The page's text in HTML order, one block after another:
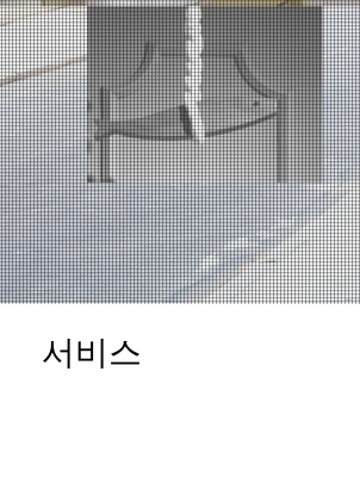
서비스